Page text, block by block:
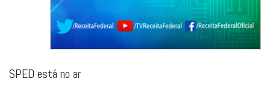
SPED está no ar